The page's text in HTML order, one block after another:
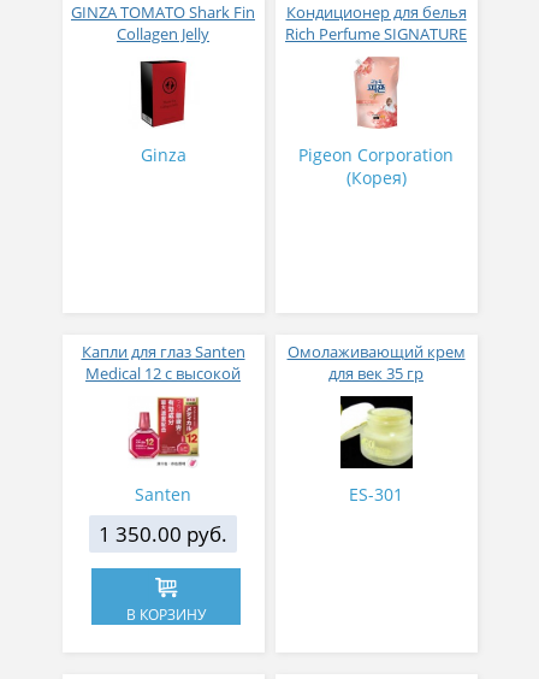
GINZA TOMATO Shark Fin
Collagen Jelly
Коллагеновое желе из
плавников голубой
акулы со вкусом манго
№ 14
Ginza
Кондиционер для белья
Rich Perfume SIGNATURE
парфюмированный
супер-концентрат с
ароматом Фиеста 1,6 л
Pigeon Corporation
(Корея)
Капли для глаз Santen
Medical 12 с высокой
концентрацией
активных компонентов
12 мл
Santen
1 350.00 руб.
В КОРЗИНУ
Омолаживающий крем
для век 35 гр
ES-301